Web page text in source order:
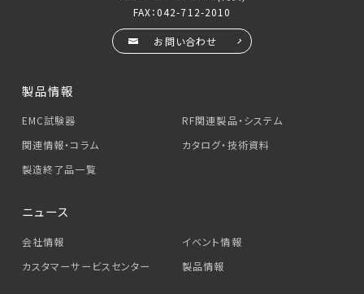
FAX：042-712-2010
お問い合わせ
製品情報
EMC試験器
RF関連製品・システム
関連情報・コラム
カタログ・技術資料
製造終了品一覧
ニュース
会社情報
イベント情報
カスタマーサービス センター 製品情報